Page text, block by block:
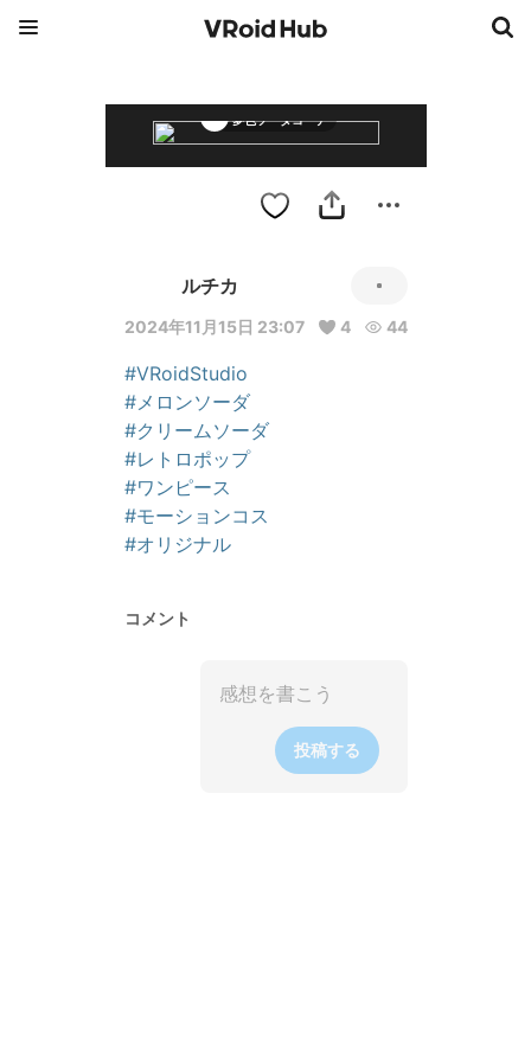
夢色ソーダコーデ
ルチカ
2024年11月15日 23:07 4 44
#VRoidStudio
#メロンソーダ
#クリームソーダ
#レトロポップ
#ワンピース
#モーションコス
#オリジナル
コメント
投稿する